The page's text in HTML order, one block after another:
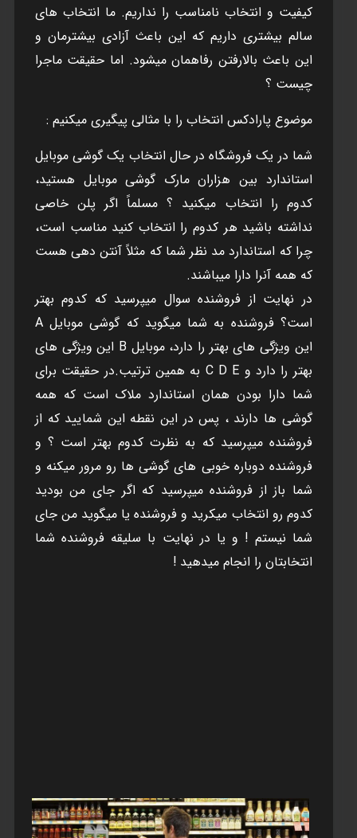
کيفيت و انتخاب نامناسب را نداريم. ما انتخاب های
سالم بيشتری داريم که اين باعث آزادی بيشترمان و
اين باعث بالارفتن رفاهمان ميشود. اما حقيقت ماجرا
چيست ؟
موضوع پارادکس انتخاب را با مثالی پيگيری ميکنيم :
شما در يک فروشگاه در حال انتخاب يک گوشی موبايل
استاندارد بين هزاران مارک گوشی موبايل هستيد،
کدوم را انتخاب ميکنيد ؟ مسلماً اگر پلن خاصی
نداشته باشيد هر کدوم را انتخاب کنيد مناسب است،
چرا که استاندارد مد نظر شما که مثلاً آنتن دهی هست
که همه آنرا دارا ميباشند.
در نهايت از فروشنده سوال ميپرسيد که کدوم بهتر
است؟ فروشنده به شما ميگويد که گوشی موبايل A
اين ويژگی های بهتر را دارد، موبايل B اين ويژگی های
بهتر را دارد و C D E به همين ترتيب.در حقيقت برای
شما دارا بودن همان استاندارد ملاک است که همه
گوشی ها دارند ، پس در اين نقطه اين شماييد که از
فروشنده ميپرسيد که به نظرت کدوم بهتر است ؟ و
فروشنده دوباره خوبی های گوشی ها رو مرور ميکنه و
شما باز از فروشنده ميپرسيد که اگر جای من بوديد
کدوم رو انتخاب ميکريد و فروشنده يا ميگويد من جای
شما نيستم ! و يا در نهايت با سليقه فروشنده شما
انتخابتان را انجام ميدهيد !